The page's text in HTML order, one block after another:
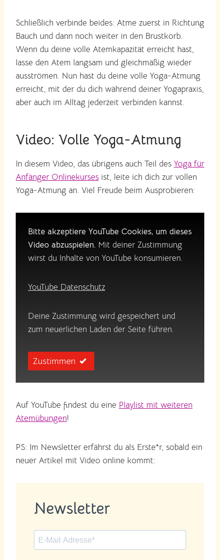
Schließlich verbinde beides: Atme zuerst in Richtung
Bauch und dann noch weiter in den Brustkorb.
Wenn du deine volle Atemkapazität erreicht hast,
lasse den Atem langsam und gleichmäßig wieder
ausströmen. Nun hast du deine volle Yoga-Atmung
erreicht, mit der du dich während deiner Yogapraxis,
aber auch im Alltag jederzeit verbinden kannst.
Video: Volle Yoga-Atmung
In diesem Video, das übrigens auch Teil des Yoga für
Anfänger Onlinekurses ist, leite ich dich zur vollen
Yoga-Atmung an. Viel Freude beim Ausprobieren:
Bitte akzeptiere YouTube Cookies, um dieses
Video abzuspielen. Mit deiner Zustimmung
wirst du Inhalte von YouTube konsumieren.
YouTube Datenschutz
Deine Zustimmung wird gespeichert und
zum neuerlichen Laden der Seite führen.
Zustimmen
Auf YouTube findest du eine Playlist mit weiteren
Atemübungen!
PS: Im Newsletter erfährst du als Erste*r, sobald ein
neuer Artikel mit Video online kommt:
Newsletter